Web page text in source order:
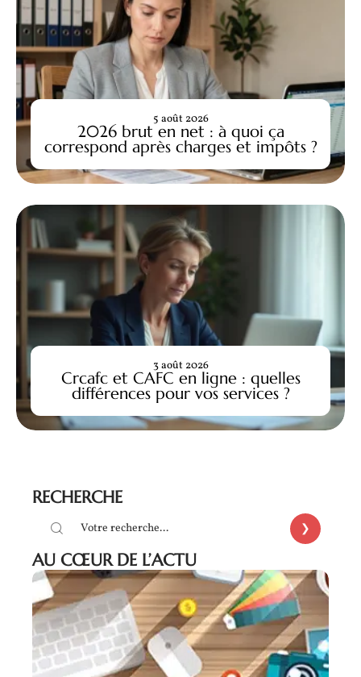
2026 brut en net : à quoi ça
correspond après charges et impôts ?
5 août 2026
Crcafc et CAFC en ligne : quelles
différences pour vos services ?
3 août 2026
RECHERCHE
AU CŒUR DE L’ACTU